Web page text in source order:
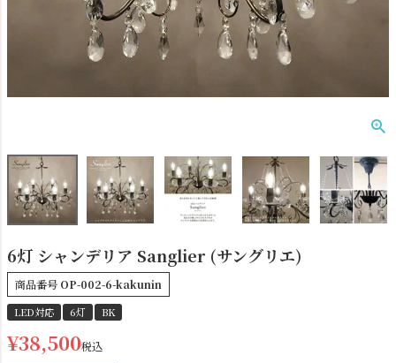
6灯 シャンデリア Sanglier (サングリエ)
商品番号 OP-002-6-kakunin
LED対応 6灯 BK
¥38,500税込